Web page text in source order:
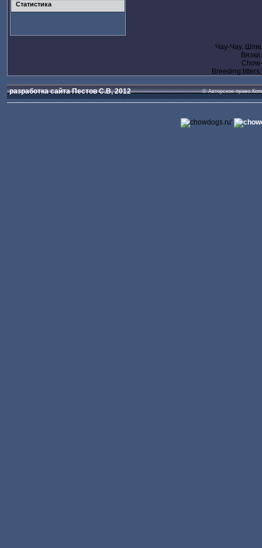
Статистика
Чау-Чау.
разработка сайта Пестов С.В, 2012 © Авторское